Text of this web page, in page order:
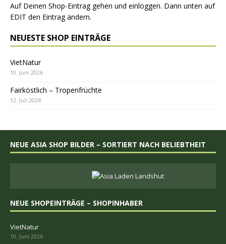
Auf Deinen Shop-Eintrag gehen und einloggen. Dann unten auf
EDIT den Eintrag ändern.
NEUESTE SHOP EINTRÄGE
VietNatur
Fairköstlich – Tropenfrüchte
NEUE ASIA SHOP BILDER – SORTIERT NACH BELIEBTHEIT
NEUE SHOPEINTRÄGE – SHOPINHABER
VietNatur